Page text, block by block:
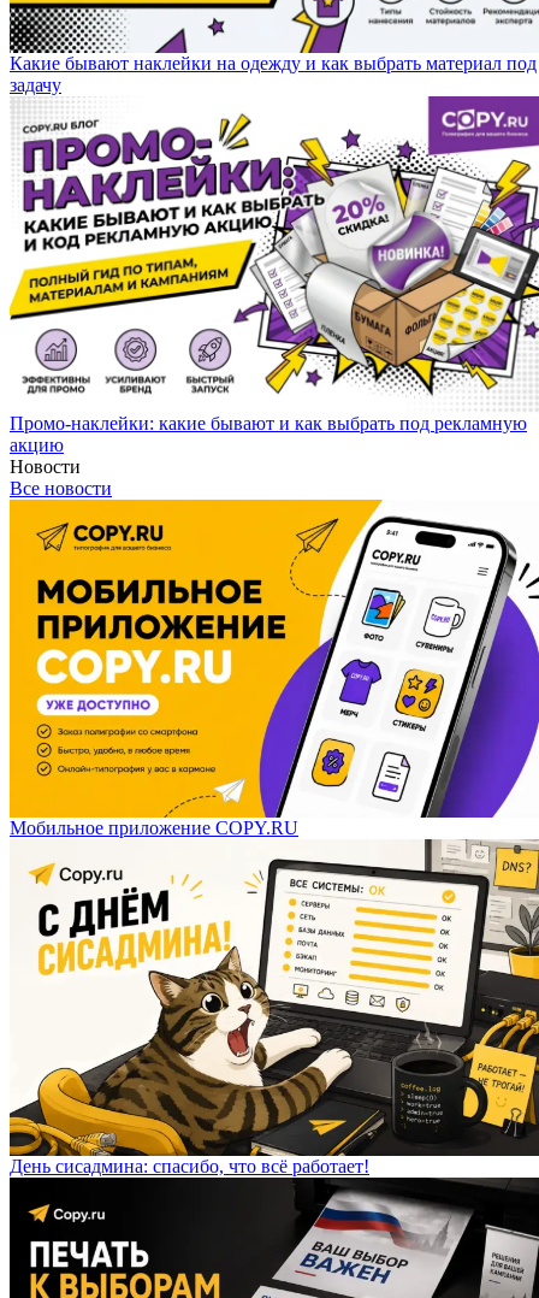
Какие бывают наклейки на одежду и как выбрать материал под
задачу
Промо-наклейки: какие бывают и как выбрать под рекламную
акцию
Новости
Все новости
Мобильное приложение COPY.RU
День сисадмина: спасибо, что всё работает!